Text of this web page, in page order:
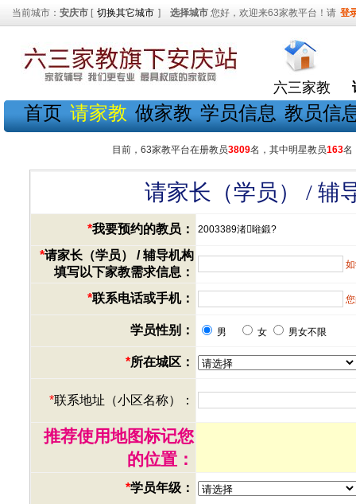
当前城市： 安庆市 [ 切换其它城市 ] 选择城市 您好，欢迎来63家教平台！请 登
六三家教
首页 请家教 做家教 学员信息 教员信
目前，63家教平台在册教员3809名，其中明星教员163名
请家长（学员） / 辅
*我要预约的教员： 2003389渚暀鍛?
*请家长（学员） / 辅导机构
填写以下家教需求信息：
*联系电话或手机：
学员性别： 男 女 男女不限
*所在城区：
*联系地址（小区名称）：
推荐使用地图标记您
的位置：
*学员年级：